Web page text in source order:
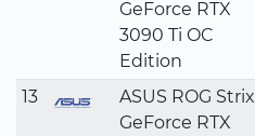
GeForce RTX
3090 Ti OC
Edition
13
ASUS ROG Strix
GeForce RTX